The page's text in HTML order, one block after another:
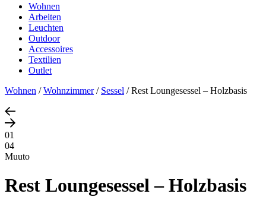
Wohnen
Arbeiten
Leuchten
Outdoor
Accessoires
Textilien
Outlet
Wohnen /Wohnzimmer/ Sessel /Rest Loungesessel – Holzbasis
01
04
Muuto
Rest Loungesessel – Holzbasis